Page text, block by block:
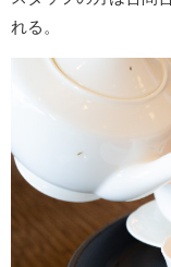
れる。